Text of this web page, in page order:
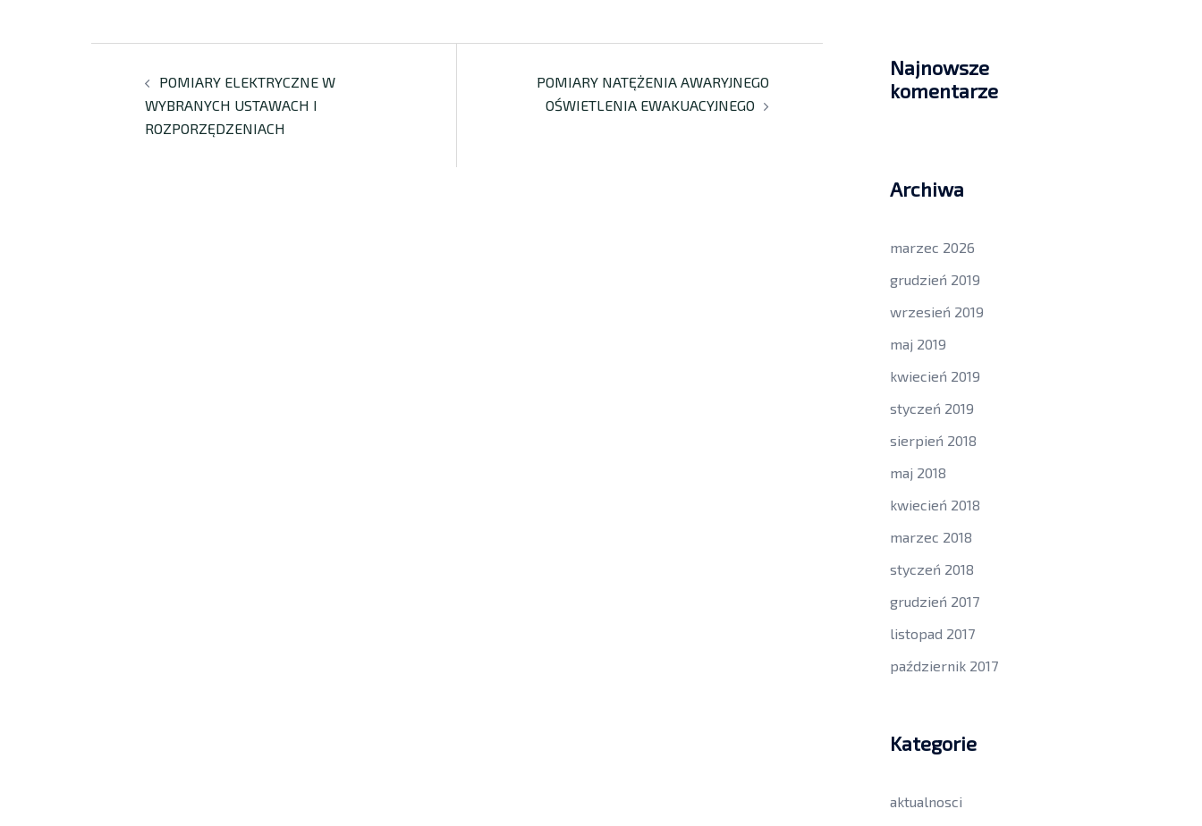
POMIARY ELEKTRYCZNE W
WYBRANYCH USTAWACH I
ROZPORZĘDZENIACH
POMIARY NATĘŻENIA AWARYJNEGO
OŚWIETLENIA EWAKUACYJNEGO
Najnowsze
komentarze
Archiwa
marzec 2026
grudzień 2019
wrzesień 2019
maj 2019
kwiecień 2019
styczeń 2019
sierpień 2018
maj 2018
kwiecień 2018
marzec 2018
styczeń 2018
grudzień 2017
listopad 2017
październik 2017
Kategorie
aktualnosci